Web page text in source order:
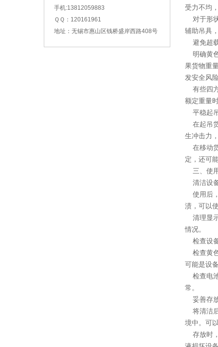
手机:13812059883
ＱＱ：120161961
地址：无锡市惠山区钱桥盛岸西路408号
受力不均
对于形
辅助吊具
避免超
明确黄
果货物重
发安全风
有些四
额定重量
平稳起
在起吊
生冲击力
在移动
定，还可
三、使
清洁设
使用后
渍，可以
清理显
情况。
检查设
检查黄
可能是设
检查电
常。
妥善存
将清洁
境中。可
存放时